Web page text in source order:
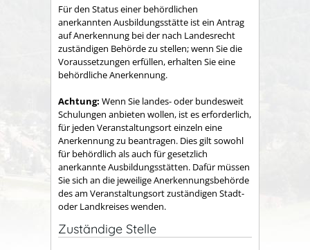
Für den Status einer behördlichen
anerkannten Ausbildungsstätte ist ein Antrag
auf Anerkennung bei der nach Landesrecht
zuständigen Behörde zu stellen; wenn Sie die
Voraussetzungen erfüllen, erhalten Sie eine
behördliche Anerkennung.
Achtung: Wenn Sie landes- oder bundesweit
Schulungen anbieten wollen, ist es erforderlich,
für jeden Veranstaltungsort einzeln eine
Anerkennung zu beantragen. Dies gilt sowohl
für behördlich als auch für gesetzlich
anerkannte Ausbildungsstätten. Dafür müssen
Sie sich an die jeweilige Anerkennungsbehörde
des am Veranstaltungsort zuständigen Stadt-
oder Landkreises wenden.
Zuständige Stelle